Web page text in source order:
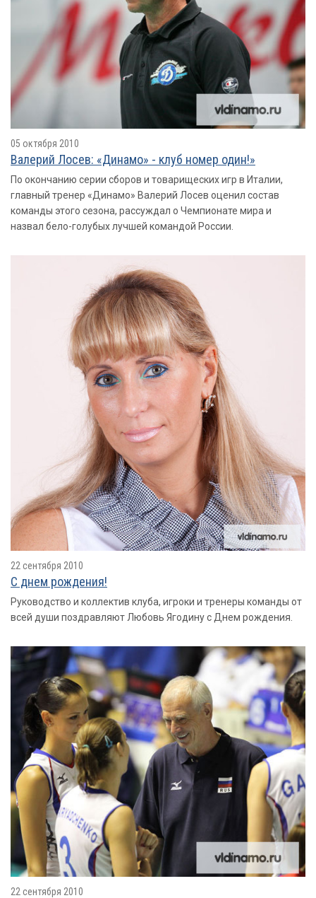
05 октября 2010
Валерий Лосев: «Динамо» - клуб номер один!»
По окончанию серии сборов и товарищеских игр в Италии,
главный тренер «Динамо» Валерий Лосев оценил состав
команды этого сезона, рассуждал о Чемпионате мира и
назвал бело-голубых лучшей командой России.
22 сентября 2010
С днем рождения!
Руководство и коллектив клуба, игроки и тренеры команды от
всей души поздравляют Любовь Ягодину с Днем рождения.
22 сентября 2010